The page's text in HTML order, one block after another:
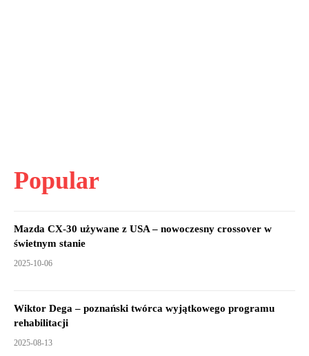
Popular
Mazda CX-30 używane z USA – nowoczesny crossover w
świetnym stanie
2025-10-06
Wiktor Dega – poznański twórca wyjątkowego programu
rehabilitacji
2025-08-13